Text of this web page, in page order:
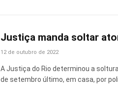
Justiça manda soltar
12 de outubro de 2022
A Justiça do Rio determinou a
de setembro último, em casa, por